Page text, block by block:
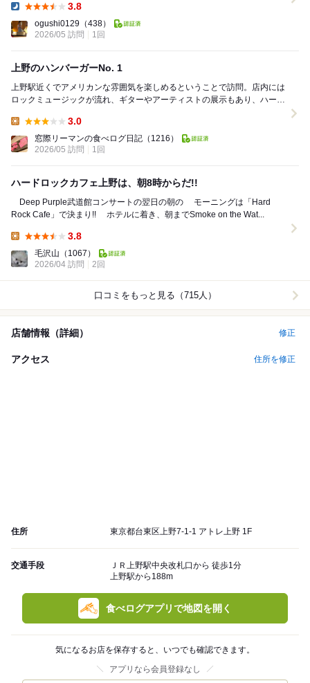
3.8
ogushi0129 （438）
2026/05 訪問
1回
上野のハンバーガーNo. 1
上野駅近くでアメリカンな雰囲気を楽しめるということで訪問。店内には
ロックミュージックが流れ、ギターやアーティストの展示もあり、ハード
3.0
窓際リーマンの食べログ日記 （1216）
2026/05 訪問
1回
ハードロックカフェ上野は、朝8時からだ!!
Deep Purple武道館コンサートの翌日の朝の モーニングは「Hard
Rock Cafe」で決まり!! ホテルに着き、朝までSmoke on the Wat...
3.8
毛沢山 （1067）
2026/04 訪問
2回
口コミをもっと見る（715人）
店舗情報（詳細） 修正
アクセス 住所を修正
住所 東京都台東区上野7-1-1 アトレ上野 1F
交通手段
ＪＲ上野駅中央改札口から 徒歩1分
上野駅から188m
食べログアプリで地図を開く
気になるお店を保存すると、いつでも確認できます。
アプリなら会員登録なし